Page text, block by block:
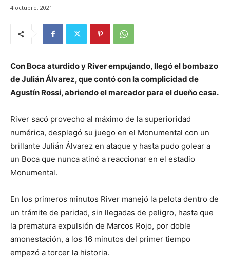
4 octubre, 2021
Con Boca aturdido y River empujando, llegó el bombazo
de Julián Álvarez, que contó con la complicidad de
Agustín Rossi, abriendo el marcador para el dueño casa.
River sacó provecho al máximo de la superioridad
numérica, desplegó su juego en el Monumental con un
brillante Julián Álvarez en ataque y hasta pudo golear a
un Boca que nunca atinó a reaccionar en el estadio
Monumental.
En los primeros minutos River manejó la pelota dentro de
un trámite de paridad, sin llegadas de peligro, hasta que
la prematura expulsión de Marcos Rojo, por doble
amonestación, a los 16 minutos del primer tiempo
empezó a torcer la historia.